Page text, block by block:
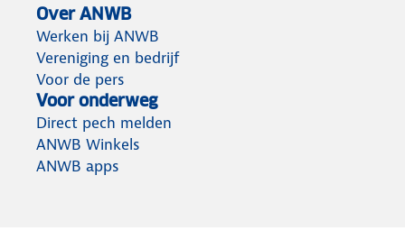
Over ANWB
Werken bij ANWB
Vereniging en bedrijf
Voor de pers
Voor onderweg
Direct pech melden
ANWB Winkels
ANWB apps